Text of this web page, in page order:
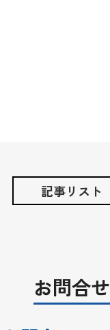
記事リスト
お問合せ